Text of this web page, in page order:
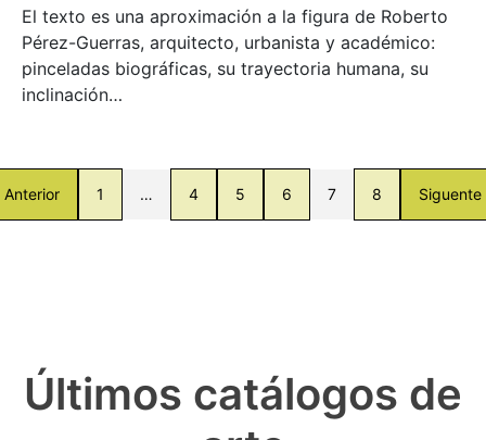
El texto es una aproximación a la figura de Roberto
Pérez-Guerras, arquitecto, urbanista y académico:
pinceladas biográficas, su trayectoria humana, su
inclinación…
Anterior 1 … 4 5 6 7 8 Siguente
Últimos catálogos de